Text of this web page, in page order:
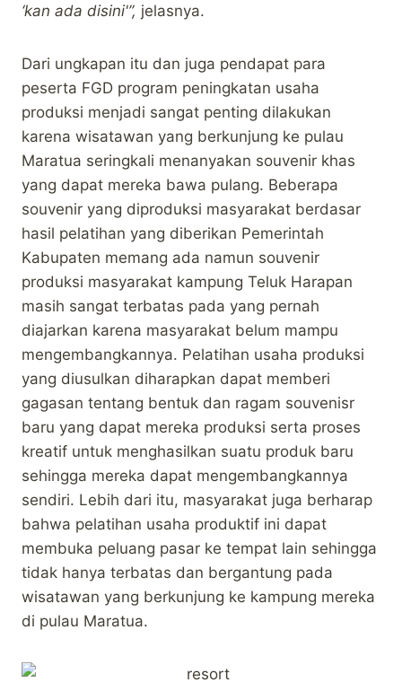
‘kan ada disini'”, jelasnya.
Dari ungkapan itu dan juga pendapat para
peserta FGD program peningkatan usaha
produksi menjadi sangat penting dilakukan
karena wisatawan yang berkunjung ke pulau
Maratua seringkali menanyakan souvenir khas
yang dapat mereka bawa pulang. Beberapa
souvenir yang diproduksi masyarakat berdasar
hasil pelatihan yang diberikan Pemerintah
Kabupaten memang ada namun souvenir
produksi masyarakat kampung Teluk Harapan
masih sangat terbatas pada yang pernah
diajarkan karena masyarakat belum mampu
mengembangkannya. Pelatihan usaha produksi
yang diusulkan diharapkan dapat memberi
gagasan tentang bentuk dan ragam souvenisr
baru yang dapat mereka produksi serta proses
kreatif untuk menghasilkan suatu produk baru
sehingga mereka dapat mengembangkannya
sendiri. Lebih dari itu, masyarakat juga berharap
bahwa pelatihan usaha produktif ini dapat
membuka peluang pasar ke tempat lain sehingga
tidak hanya terbatas dan bergantung pada
wisatawan yang berkunjung ke kampung mereka
di pulau Maratua.